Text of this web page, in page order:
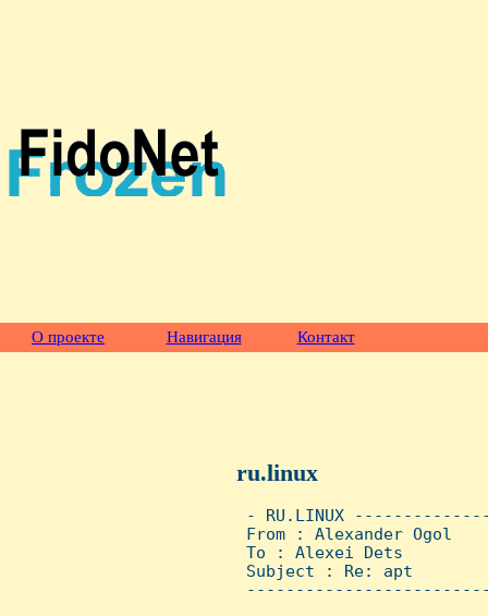
О проекте Навигация Контакт
ru.linux
- RU.LINUX
From : Alexander
To : Alexei Dets
Subject : Re: apt